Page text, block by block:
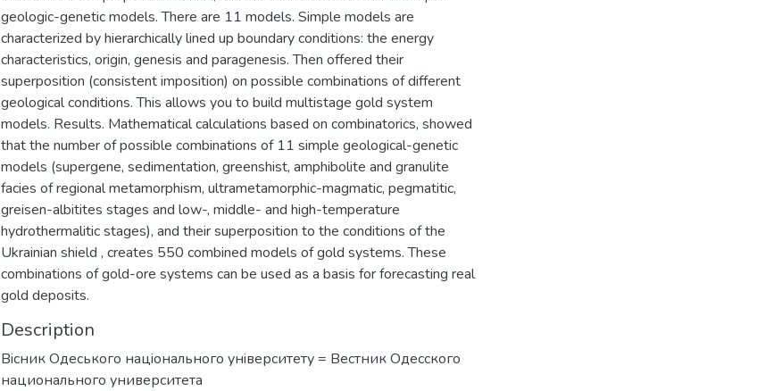
geologic-genetic models. There are 11 models. Simple models are
characterized by hierarchically lined up boundary conditions: the energy
characteristics, origin, genesis and paragenesis. Then offered their
superposition (consistent imposition) on possible combinations of different
geological conditions. This allows you to build multistage gold system
models. Results. Mathematical calculations based on combinatorics, showed
that the number of possible combinations of 11 simple geological-genetic
models (supergene, sedimentation, greenshist, amphibolite and granulite
facies of regional metamorphism, ultrametamorphic-magmatic, pegmatitic,
greisen-albitites stages and low-, middle- and high-temperature
hydrothermalitic stages), and their superposition to the conditions of the
Ukrainian shield , creates 550 combined models of gold systems. These
combinations of gold-ore systems can be used as a basis for forecasting real
gold deposits.
Description
Вiсник Одеського нацiонального унiверситету = Вестник Одесского
национального университета